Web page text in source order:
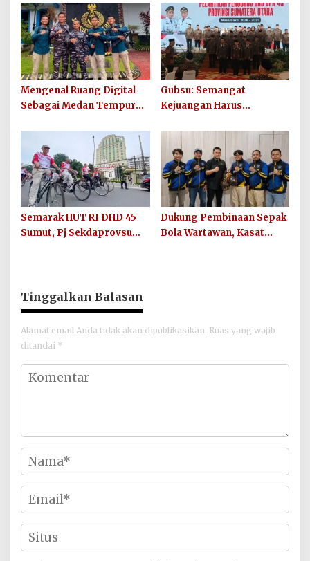
Kesiapan Maju
Peredaran Sabu Kembali
Digagalkan
Mengenal Ruang Digital
Sebagai Medan Tempur
Mengenal Gencatan
Senjata
Gubsu: Semangat
Kejuangan Harus
Kota Sumut
Semarak HUT RI DHD 45
Sumut, Pj Sekdaprovsu
Dukung Pembinaan Sepak
Bola Wartawan, Kasat
Tinggalkan Balasan
Alamat email Anda tidak akan dipublikasikan. Ruas yang wajib
ditandai *